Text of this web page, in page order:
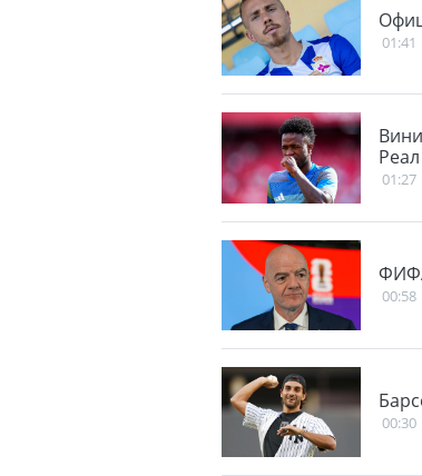
01:41
01:27
00:58
00:30